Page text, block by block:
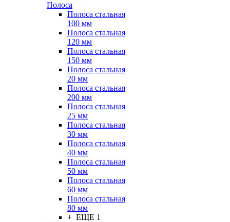
Полоса
Полоса стальная
100 мм
Полоса стальная
120 мм
Полоса стальная
150 мм
Полоса стальная
20 мм
Полоса стальная
200 мм
Полоса стальная
25 мм
Полоса стальная
30 мм
Полоса стальная
40 мм
Полоса стальная
50 мм
Полоса стальная
60 мм
Полоса стальная
80 мм
+ ЕЩЕ 1